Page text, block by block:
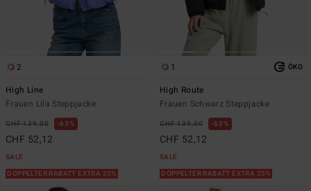
2
High Line
Frauen Lila Steppjacke
CHF 139,00 63%
CHF 52,12
SALE
DOPPELTER RABATT EXTRA 25%
1 ÖKO
High Route
Frauen Schwarz Steppjacke
CHF 139,00 63%
CHF 52,12
SALE
DOPPELTER RABATT EXTRA 25%